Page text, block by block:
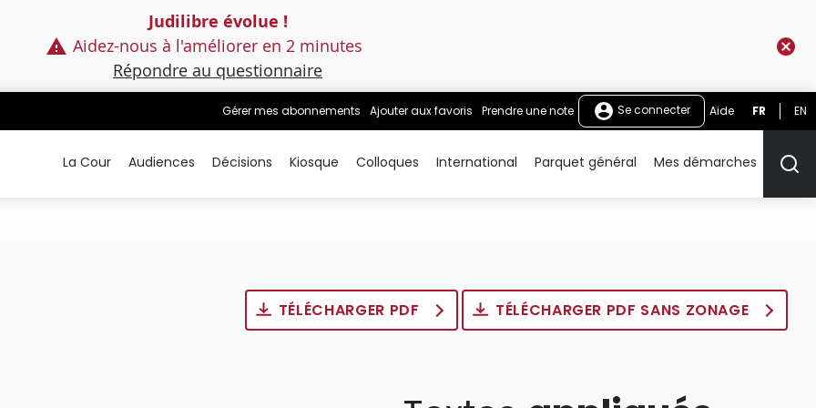
Judilibre évolue !
Aidez-nous à l'améliorer en 2 minutes
Répondre au questionnaire
Gérer mes abonnements Ajouter aux favoris Prendre une note Se connecter Aide FR EN
La Cour Audiences Décisions Kiosque Colloques International Parquet général Mes démarches
TÉLÉCHARGER PDF TÉLÉCHARGER PDF SANS ZONAGE